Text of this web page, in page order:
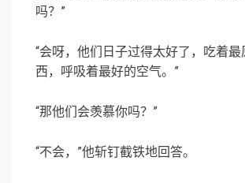
吗？”
“会呀，他们日子过得太好了，吃着最
西，呼吸着最好的空气。”
“那他们会羡慕你吗？”
“不会，”他斩钉截铁地回答。